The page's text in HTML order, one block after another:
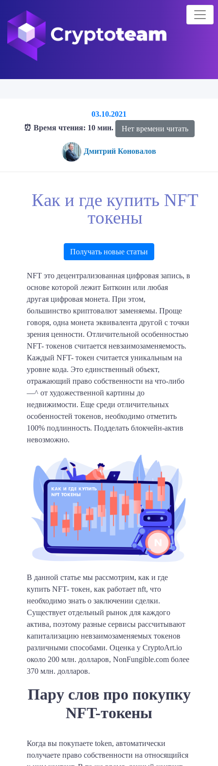
03.10.2021
⏰ Время чтения: 10 мин.
Нет времени читать
Дмитрий Коновалов
NFT токеныКак и где купить NFT
токены
Получать новые статьи
NFT это децентрализованная цифровая запись, в
основе которой лежит Биткоин или любая
другая цифровая монета. При этом,
большинство криптовалют заменяемы. Проще
говоря, одна монета эквивалента другой с точки
зрения ценности. Отличительной особенностью
NFT- токенов считается невзаимозаменяемость.
Каждый NFT- токен считается уникальным на
уровне кода. Это единственный объект,
отражающий право собственности на что-либо
—^ от художественной картины до
недвижимости. Еще среди отличительных
особенностей токенов, необходимо отметить
100% подлинность. Подделать блокчейн-актив
невозможно.
В данной статье мы рассмотрим, как и где
купить NFT- токен, как работает nft, что
необходимо знать о заключении сделки.
Существует отдельный рынок для каждого
актива, поэтому разные сервисы рассчитывают
капитализацию невзаимозаменяемых токенов
различными способами. Оценка у CryptoArt.io
около 200 млн. долларов, NonFungible.com более
370 млн. долларов.
Пару слов про покупку
NFT-токены
Когда вы покупаете token, автоматически
получаете право собственности на относящийся